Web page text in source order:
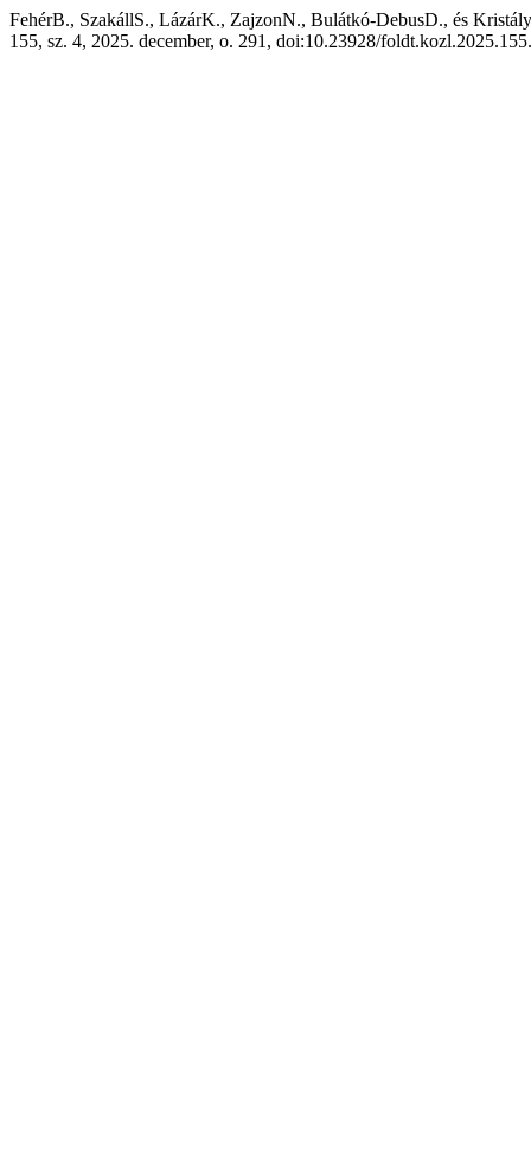
FehérB., SzakállS., LázárK., ZajzonN., Bulátkó-DebusD., és
155, sz. 4, 2025. december, o. 291, doi:10.23928/